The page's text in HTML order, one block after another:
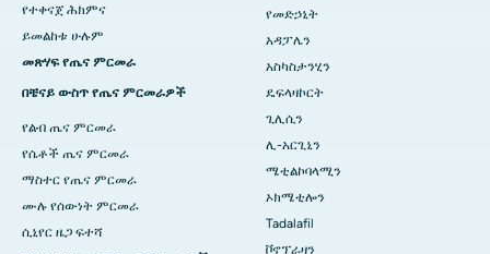
የተቀናጀ ሕክምና
ይመልከቱ ሁሉም
መጽሃፍ የጤና ምርመራ
በቼናይ ውስጥ የጤና ምርመራዎች
የልብ ጤና ምርመራ
የሴቶች ጤና ምርመራ
ማስተር የጤና ምርመራ
ሙሉ የሰውነት ምርመራ
ሲኒየር ዜጋ ፍተሻ
የመድኃኒት
አዳፓሌን
አስካስታንሂን
ዴፍላዛኮርት
ጊሊሲን
ሊ-አርጊኒን
ሜቲልኮባላሚን
ኦክሜቲሎን
Tadalafil
ቮኖፕራዛን